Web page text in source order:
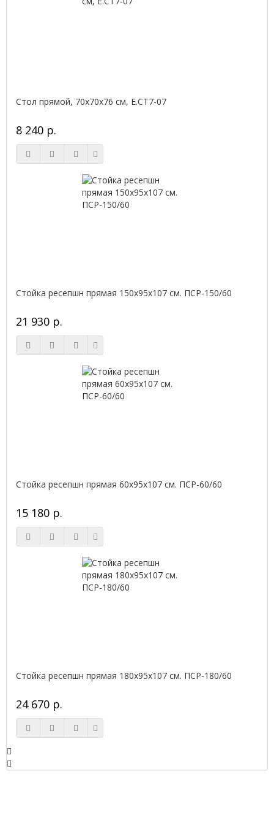
Стол прямой, 70x70x76 см, Е.СТ7-07
8 240 р.
Стойка ресепшн прямая 150х95х107 см. ПСР-150/60
21 930 р.
Стойка ресепшн прямая 60х95х107 см. ПСР-60/60
15 180 р.
Стойка ресепшн прямая 180х95х107 см. ПСР-180/60
24 670 р.